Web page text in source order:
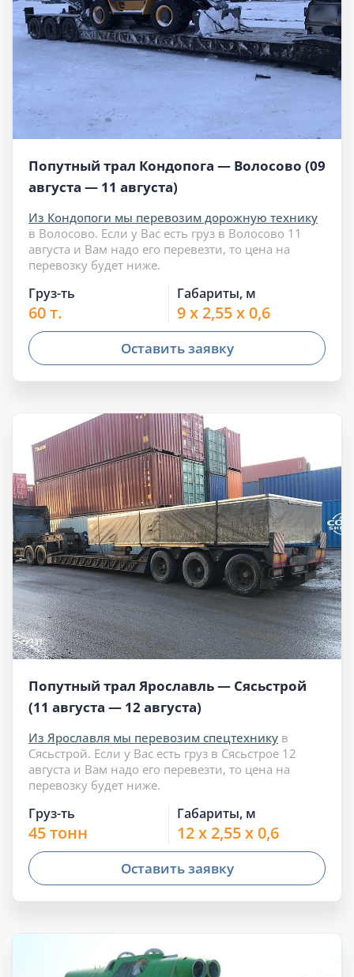
Попутный трал Кондопога — Волосово (09
августа — 11 августа)
Из Кондопоги мы перевозим дорожную технику
в Волосово. Если у Вас есть груз в Волосово 11
августа и Вам надо его перевезти, то цена на
перевозку будет ниже.
Груз-ть
60 т.
Габариты, м
9 x 2,55 x 0,6
Оставить заявку
Попутный трал Ярославль — Сясьстрой
(11 августа — 12 августа)
Из Ярославля мы перевозим спецтехнику в
Сясьстрой. Если у Вас есть груз в Сясьстрое 12
августа и Вам надо его перевезти, то цена на
перевозку будет ниже.
Груз-ть
45 тонн
Габариты, м
12 x 2,55 x 0,6
Оставить заявку